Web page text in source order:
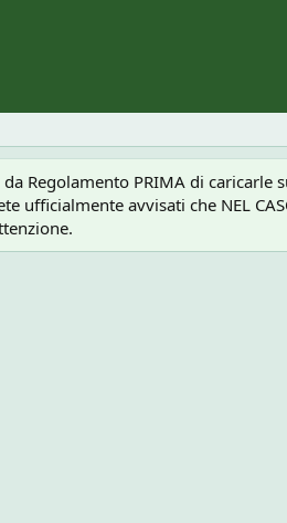
Regolamento PRIMA di caricarle
avvisati che NEL